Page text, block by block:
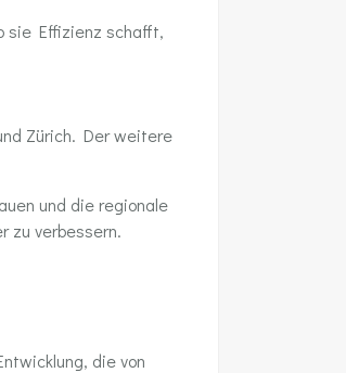
sie Effizienz schafft,
Zürich. Der weitere
und die regionale
zu verbessern.
die von